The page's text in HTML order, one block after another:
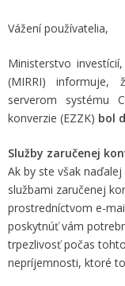
Vážení používatelia,
Ministerstvo
(MIRRI)
serverom systému
konverzie (EZZK) bol
Služby zaručenej
Ak by ste však
službami zaručenej
prostredníctvom e-
poskytnúť vám
trpezlivosť počas
nepríjemnosti, ktoré